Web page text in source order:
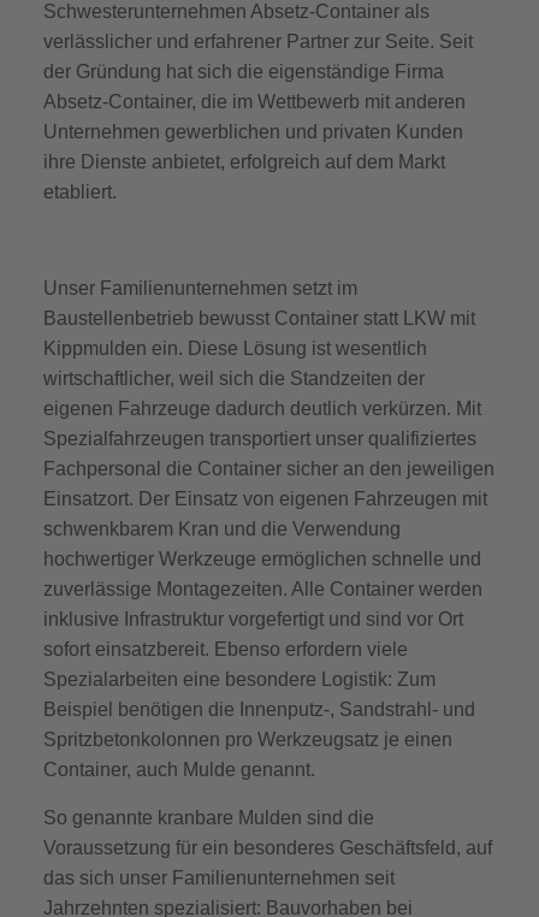
Schwesterunternehmen Absetz-Container als
verlässlicher und erfahrener Partner zur Seite. Seit
der Gründung hat sich die eigenständige Firma
Absetz-Container, die im Wettbewerb mit anderen
Unternehmen gewerblichen und privaten Kunden
ihre Dienste anbietet, erfolgreich auf dem Markt
etabliert.
Unser Familienunternehmen setzt im
Baustellenbetrieb bewusst Container statt LKW mit
Kippmulden ein. Diese Lösung ist wesentlich
wirtschaftlicher, weil sich die Standzeiten der
eigenen Fahrzeuge dadurch deutlich verkürzen. Mit
Spezialfahrzeugen transportiert unser qualifiziertes
Fachpersonal die Container sicher an den jeweiligen
Einsatzort. Der Einsatz von eigenen Fahrzeugen mit
schwenkbarem Kran und die Verwendung
hochwertiger Werkzeuge ermöglichen schnelle und
zuverlässige Montagezeiten. Alle Container werden
inklusive Infrastruktur vorgefertigt und sind vor Ort
sofort einsatzbereit. Ebenso erfordern viele
Spezialarbeiten eine besondere Logistik: Zum
Beispiel benötigen die Innenputz-, Sandstrahl- und
Spritzbetonkolonnen pro Werkzeugsatz je einen
Container, auch Mulde genannt.
So genannte kranbare Mulden sind die
Voraussetzung für ein besonderes Geschäftsfeld, auf
das sich unser Familienunternehmen seit
Jahrzehnten spezialisiert: Bauvorhaben bei